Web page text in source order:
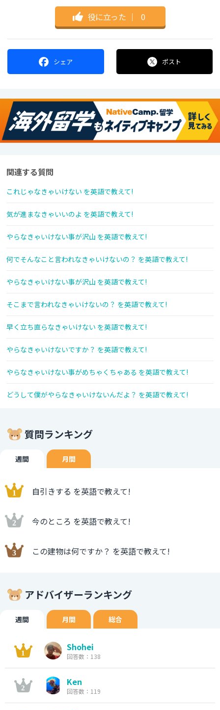
役に立った ｜ 0
シェア ポスト
関連する質問
これじゃなきゃいけない を英語で教えて!
気が進まなきゃいいのよ を英語で教えて!
やらなきゃいけない事が沢山 を英語で教えて!
何でそんなこと言われなきゃいけないの？ を英語で教えて!
やらなきゃいけない事が沢山 を英語で教えて!
そこまで言われなきゃいけないの？ を英語で教えて!
早く立ち直らなきゃいけない を英語で教えて!
やらなきゃいけないですか？ を英語で教えて!
やらなきゃいけない事がめちゃくちゃある を英語で教えて!
どうして僕がやらなきゃいけないんだよ？ を英語で教えて!
質問ランキング
週間 月間
自引きする を英語で教えて!
今のところ を英語で教えて!
この建物は何ですか？ を英語で教えて!
アドバイザーランキング
週間 月間 総合
Shohei
回答数：138
Ken
回答数：119